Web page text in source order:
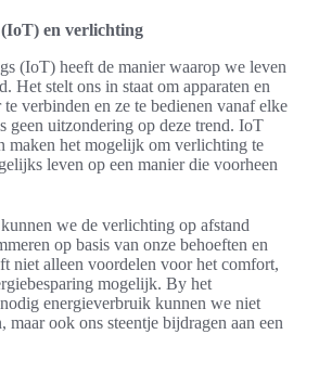
en verlichting
(IoT) heeft de manier waarop we leven
Het stelt ons in staat om apparaten en
te verbinden en ze te bedienen vanaf elke
geen uitzondering op deze trend. IoT
maken het mogelijk om verlichting te
leven op een manier die voorheen
we de verlichting op afstand
op basis van onze behoeften en
niet alleen voordelen voor het comfort,
mogelijk. By het
energieverbruik kunnen we niet
maar ook ons steentje bijdragen aan een